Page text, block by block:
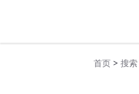
首页 > 搜索